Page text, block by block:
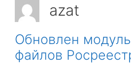
azat
Обновлен
файлов